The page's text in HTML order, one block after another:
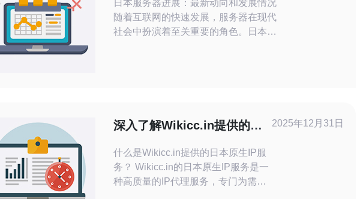
日本服务器进展：最新动向和发展情况
随着互联网的快速发展，服务器在现代
社会中扮演着至关重要的角色。日本作
展。
深入了解Wikicc.in提供的日
什么是Wikicc.in提供的日本原生IP服
务？ Wikicc.in的日本原生IP服务是一
种高质量的IP代理服务，专门为需要
2025年12月31日